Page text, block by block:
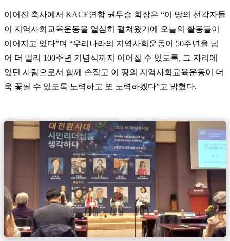
이어진 축사에서 KACE연합 권두승 회장은 “이 땅의 선각자들
이 지역사회교육운동을 열심히 펼쳐왔기에 오늘의 활동들이
이어지고 있다”며 “우리나라의 지역사회운동이 50주년을 넘
어 더 멀리 100주년 기념식까지 이어질 수 있도록, 그 자리에
있던 사람으로서 함께 손잡고 이 땅의 지역사회교육운동이 더
욱 꽃필 수 있도록 노력하고 또 노력하겠다”고 밝혔다.